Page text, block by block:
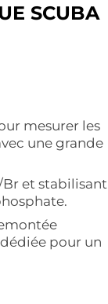
SCUBA
mesurer les
une grande
Br et stabilisant
pour un